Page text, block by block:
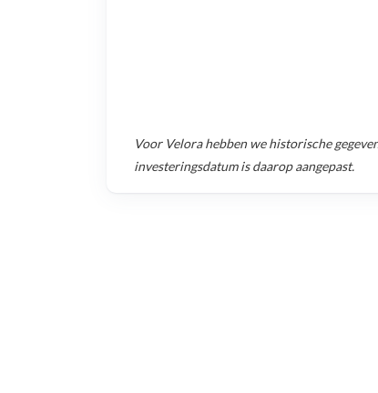
Voor Velorahebben we historische
investeringsdatum is daarop aangepast.